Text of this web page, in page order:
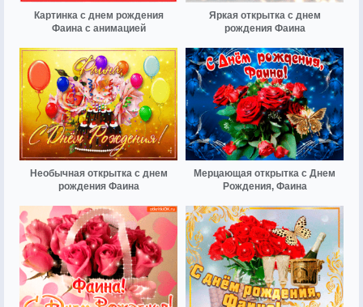
Картинка с днем рождения
Фаина с анимацией
Яркая открытка с днем
рождения Фаина
Необычная открытка с днем
рождения Фаина
Мерцающая открытка с Днем
Рождения, Фаина